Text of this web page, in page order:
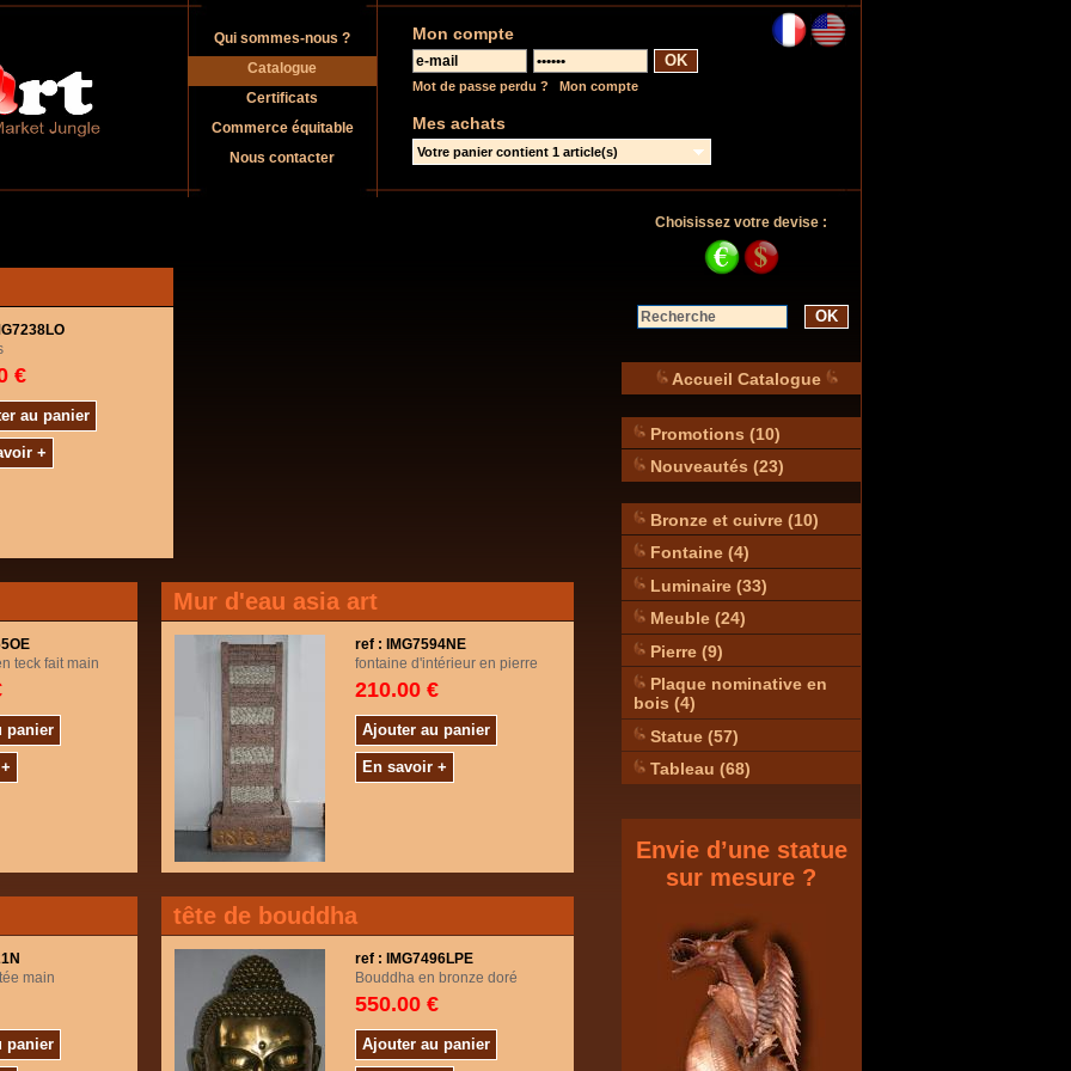
Qui sommes-nous ?
Catalogue
Certificats
Commerce équitable
Nous contacter
Mon compte
OK
Mot de passe perdu ? Mon compte
Mes achats
Votre panier contient 1 article(s)
Choisissez votre devise :
OK
Accueil Catalogue
Promotions (10)
Nouveautés (23)
Bronze et cuivre (10)
Fontaine (4)
Luminaire (33)
Meuble (24)
Pierre (9)
Plaque nominative en
bois (4)
Statue (57)
Tableau (68)
€
au panier
+
teck fait main
panier
Mur d'eau asia art
ref : IMG7594NE
fontaine d'intérieur en pierre
210.00 €
Ajouter au panier
En savoir +
main
panier
tête de bouddha
ref : IMG7496LPE
Bouddha en bronze doré
550.00 €
Ajouter au panier
Envie d’une statue
sur mesure ?